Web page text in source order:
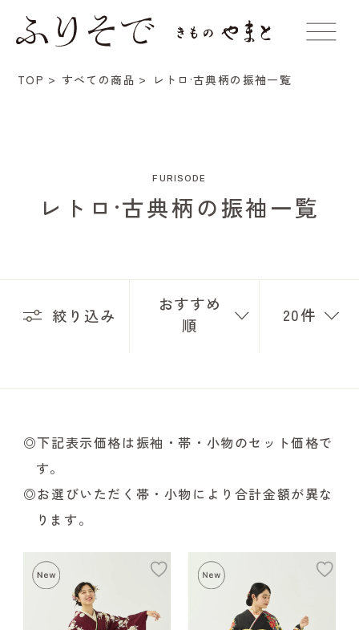
TOP すべての商品 レトロ·古典柄の振袖一覧
FURISODE
レトロ·古典柄の振袖一覧
絞り込み
おすすめ
順
20件
◎下記表示価格は振袖・帯・小物のセット価格で
す。
◎お選びいただく帯・小物により合計金額が異な
ります。